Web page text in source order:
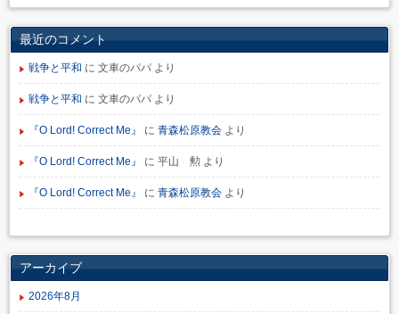
最近のコメント
戦争と平和 に 文車のパパ より
戦争と平和 に 文車のパパ より
『O Lord! Correct Me』 に 青森松原教会 より
『O Lord! Correct Me』 に 平山 勲 より
『O Lord! Correct Me』 に 青森松原教会 より
アーカイブ
2026年8月